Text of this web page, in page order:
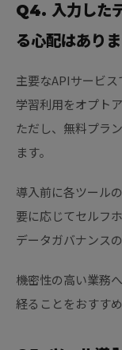
Q4. 入力した
る心配はあり
主要なAPIサービ
学習利用をオプト
ただし、無料プラ
ます。
導入前に各ツール
要に応じてセルフ
データガバナンス
機密性の高い業務
経ることをおすすめ